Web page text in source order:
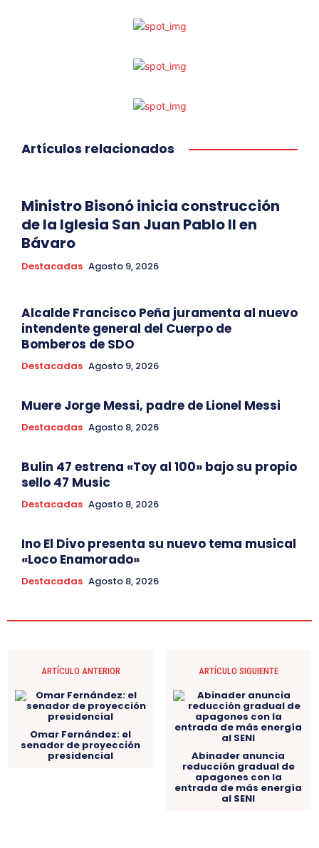
Artículos relacionados
Ministro Bisonó inicia construcción
de la Iglesia San Juan Pablo II en
Bávaro
Destacadas Agosto 9, 2026
Alcalde Francisco Peña juramenta al nuevo
intendente general del Cuerpo de
Bomberos de SDO
Destacadas Agosto 9, 2026
Muere Jorge Messi, padre de Lionel Messi
Destacadas Agosto 8, 2026
Bulin 47 estrena «Toy al 100» bajo su propio
sello 47 Music
Destacadas Agosto 8, 2026
Ino El Divo presenta su nuevo tema musical
«Loco Enamorado»
Destacadas Agosto 8, 2026
ARTÍCULO ANTERIOR
Omar Fernández: el
senador de proyección
presidencial
ARTÍCULO SIGUIENTE
Abinader anuncia
reducción gradual de
apagones con la
entrada de más energía
al SENI